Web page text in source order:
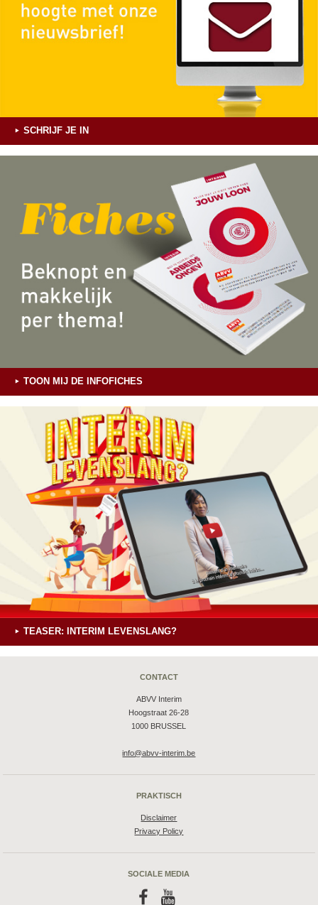
SCHRIJF JE IN
TOON MIJ DE INFOFICHES
TEASER: INTERIM LEVENSLANG?
CONTACT
ABVV Interim
Hoogstraat 26-28
1000 BRUSSEL
info@abvv-interim.be
PRAKTISCH
Disclaimer
Privacy Policy
SOCIALE MEDIA
f y